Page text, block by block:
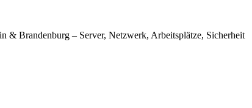
& Brandenburg – Server, Netzwerk, Arbeitsplätze, Sicherheit